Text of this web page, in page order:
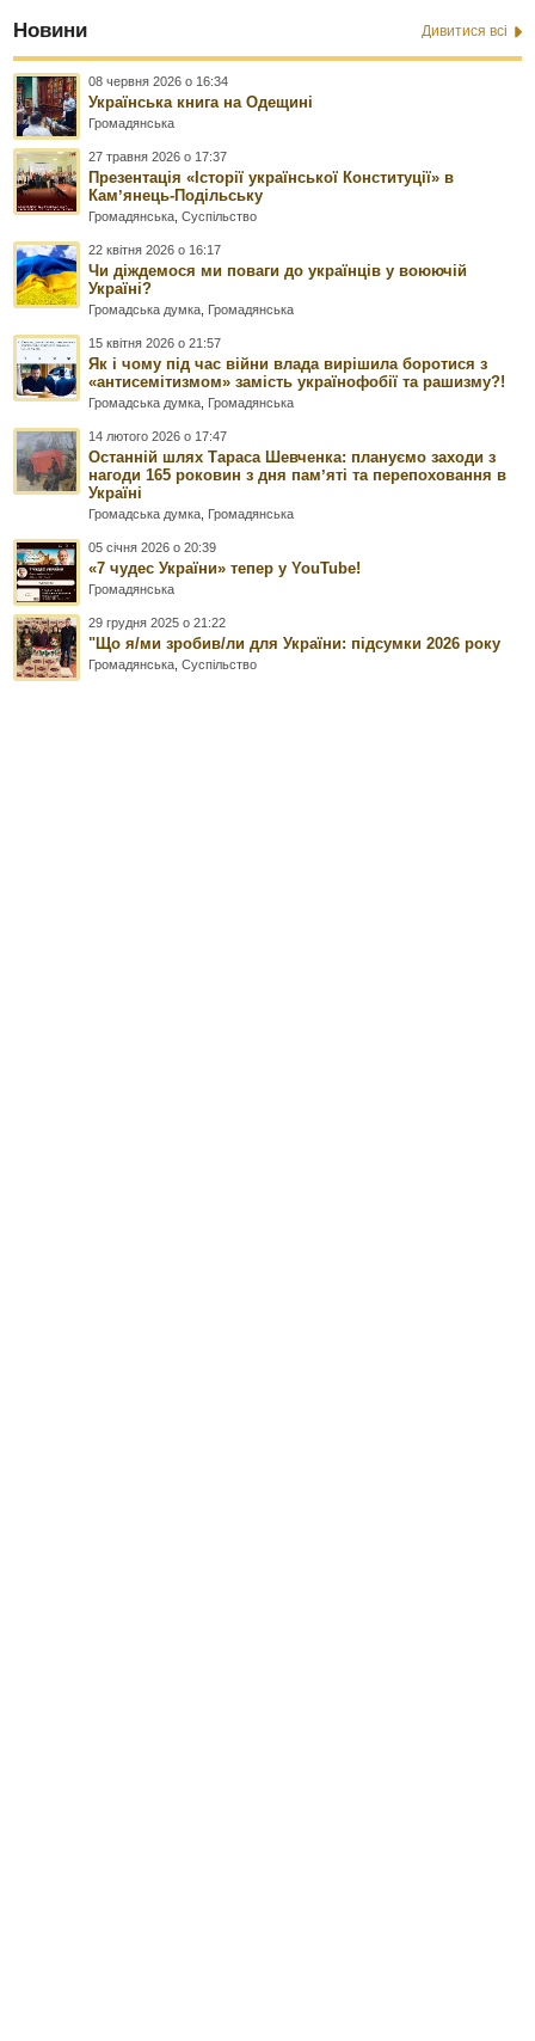
Новини Дивитися всі
08 червня 2026 о 16:34
Українська книга на Одещині
Громадянська
27 травня 2026 о 17:37
Презентація «Історії української Конституції» в
Камʼянець-Подільську
Громадянська ,Суспільство
22 квітня 2026 о 16:17
Чи діждемося ми поваги до українців у воюючій
Україні?
Громадська думка Громадянська
15 квітня 2026 о 21:57
Як і чому під час війни влада вирішила боротися з
«антисемітизмом» замість українофобії та рашизму?!
Громадська думка Громадянська
14 лютого 2026 о 17:47
Останній шлях Тараса Шевченка: плануємо заходи з
нагоди 165 роковин з дня памʼяті та перепоховання в
Україні
Громадська думка Громадянська
05 січня 2026 о 20:39
«7 чудес України» тепер у YouTube!
Громадянська
29 грудня 2025 о 21:22
"Що я/ми зробив/ли для України: підсумки 2026 року
Громадянська ,Суспільство